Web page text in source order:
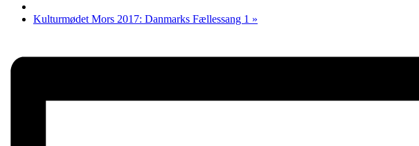
Kulturmødet Mors 2017: Danmarks Fællessang 1 »